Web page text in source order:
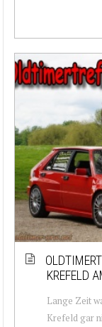
KREFELD
Lange Zeit
Krefeld gar